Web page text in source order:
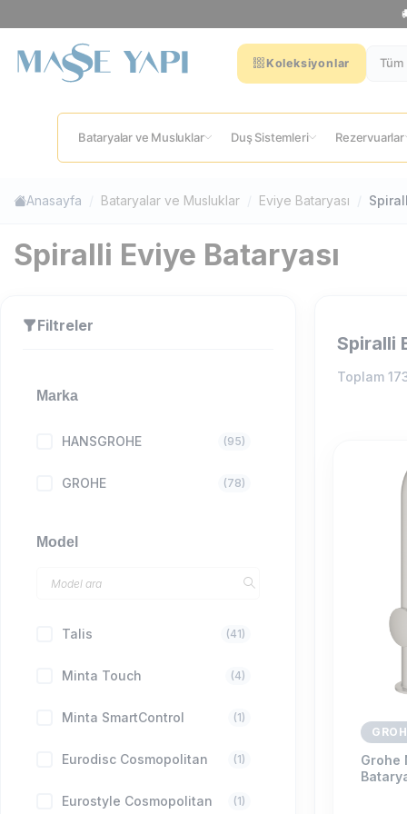
Koleksiyonlar
Bataryalar ve Musluklar Duş Sistemleri Rezervuarlar
Anasayfa Bataryalar ve Musluklar Eviye Bataryası
Spiralli Eviye Bataryası
Filtreler
Marka
HANSGROHE (95)
GROHE (78)
Model
Talis (41)
Minta Touch (4)
Minta SmartControl (1)
Eurodisc Cosmopolitan (1)
Eurostyle Cosmopolitan (1)
Spiralli
Toplam
Grohe